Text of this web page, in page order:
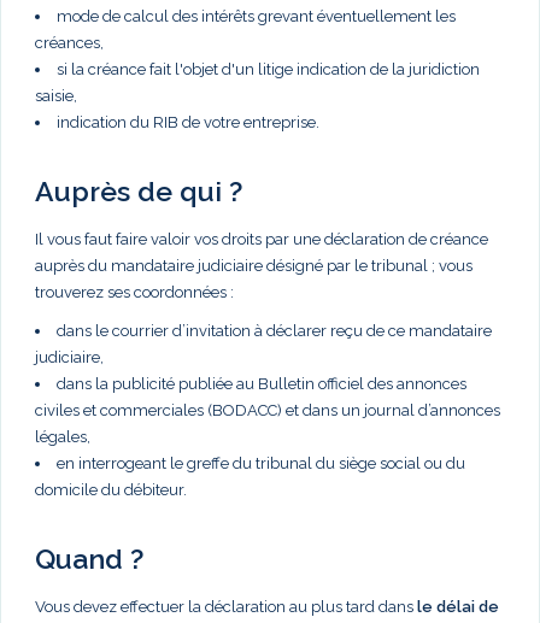
mode de calcul des intérêts grevant éventuellement les
créances,
si la créance fait l'objet d'un litige indication de la juridiction
saisie,
indication du RIB de votre entreprise.
Auprès de qui ?
Il vous faut faire valoir vos droits par une déclaration de créance
auprès du mandataire judiciaire désigné par le tribunal ; vous
trouverez ses coordonnées :
dans le courrier d’invitation à déclarer reçu de ce mandataire
judiciaire,
dans la publicité publiée au Bulletin officiel des annonces
civiles et commerciales (BODACC) et dans un journal d’annonces
légales,
en interrogeant le greffe du tribunal du siège social ou du
domicile du débiteur.
Quand ?
Vous devez effectuer la déclaration au plus tard dans le délai de